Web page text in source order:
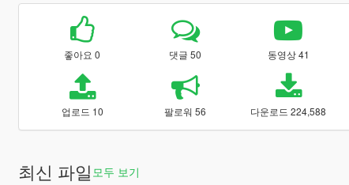
좋아요 0 댓글 50 동영상 41
업로드 10 팔로워 56 다운로드 224,588
최신 파일 모두 보기